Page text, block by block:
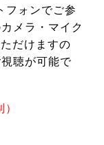
フォンでご参
メラ・マイク
だけますの
聴が可能で